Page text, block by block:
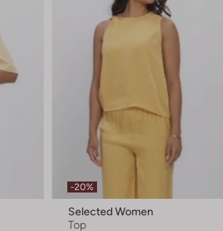
-20%
Selected Women
Top